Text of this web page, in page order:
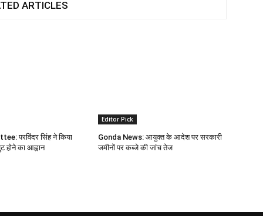
ARTICLES
परविंदर सिंह ने किया
का आह्वान
Editor Pick
Gonda News: आयुक्त के आदेश पर सरकारी
जमीनों पर कब्जे की जांच तेज